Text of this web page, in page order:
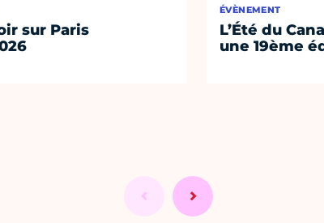
sur Paris
ÉVÈNEMENT
L’Été du
une 19ème